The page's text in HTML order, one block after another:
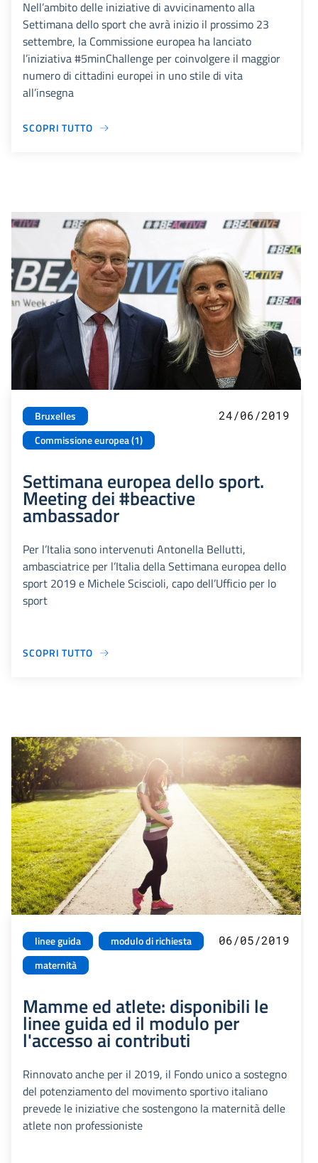
Nell’ambito delle iniziative di avvicinamento alla
Settimana dello sport che avrà inizio il prossimo 23
settembre, la Commissione europea ha lanciato
l’iniziativa #5minChallenge per coinvolgere il maggior
numero di cittadini europei in uno stile di vita
all’insegna
SCOPRI TUTTO
Bruxelles
Commissione europea (1)
24/06/2019
Settimana europea dello sport.
Meeting dei #beactive
ambassador
Per l’Italia sono intervenuti Antonella Bellutti,
ambasciatrice per l’Italia della Settimana europea dello
sport 2019 e Michele Sciscioli, capo dell’Ufficio per lo
sport
SCOPRI TUTTO
linee guida
modulo di richiesta
maternità
06/05/2019
Mamme ed atlete: disponibili le
linee guida ed il modulo per
l'accesso ai contributi
Rinnovato anche per il 2019, il Fondo unico a sostegno
del potenziamento del movimento sportivo italiano
prevede le iniziative che sostengono la maternità delle
atlete non professioniste